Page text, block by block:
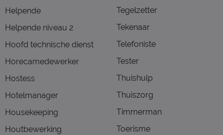
Helpende
Helpende niveau 2
Hoofd technische dienst
Horecamedewerker
Hostess
Hotelmanager
Housekeeping
Houtbewerking
Tegelzetter
Tekenaar
Telefoniste
Tester
Thuishulp
Thuiszorg
Timmerman
Toerisme